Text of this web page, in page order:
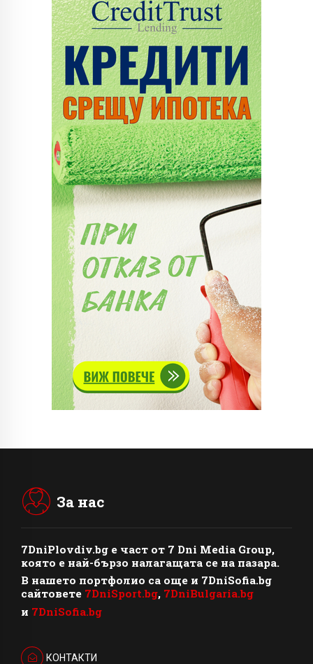
За нас
7DniPlovdiv.bg e част от 7 Dni Media Group,
която е най-бързо налагащата се на пазара.
В нашето портфолио са още и 7DniSofia.bg
сайтовете 7DniSport.bg, 7DniBulgaria.bg
и 7DniSofia.bg
КОНТАКТИ